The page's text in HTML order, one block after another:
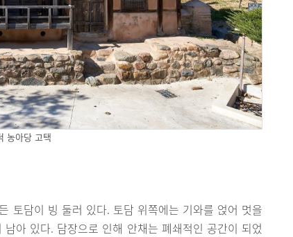
농아당 고택
토담이 빙 둘러 있다. 토담 위쪽에는 기와를 얹어 멋을
아 있다. 담장으로 인해 안채는 폐쇄적인 공간이 되었